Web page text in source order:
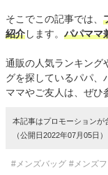
そこでこの記事では、
紹介します。 パパママ
通販の人気ランキング
グを探しているパパ、
ママやご友人は、ぜひ
本記事はプロモーションが
（公開日2022年07月05日）
#メンズバッグ #メンズ